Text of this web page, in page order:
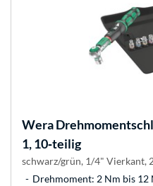
Wera
1, 10‑teilig
schwarz/grün, 1/4" Vierkant,
Drehmoment: 2 Nm bis 12